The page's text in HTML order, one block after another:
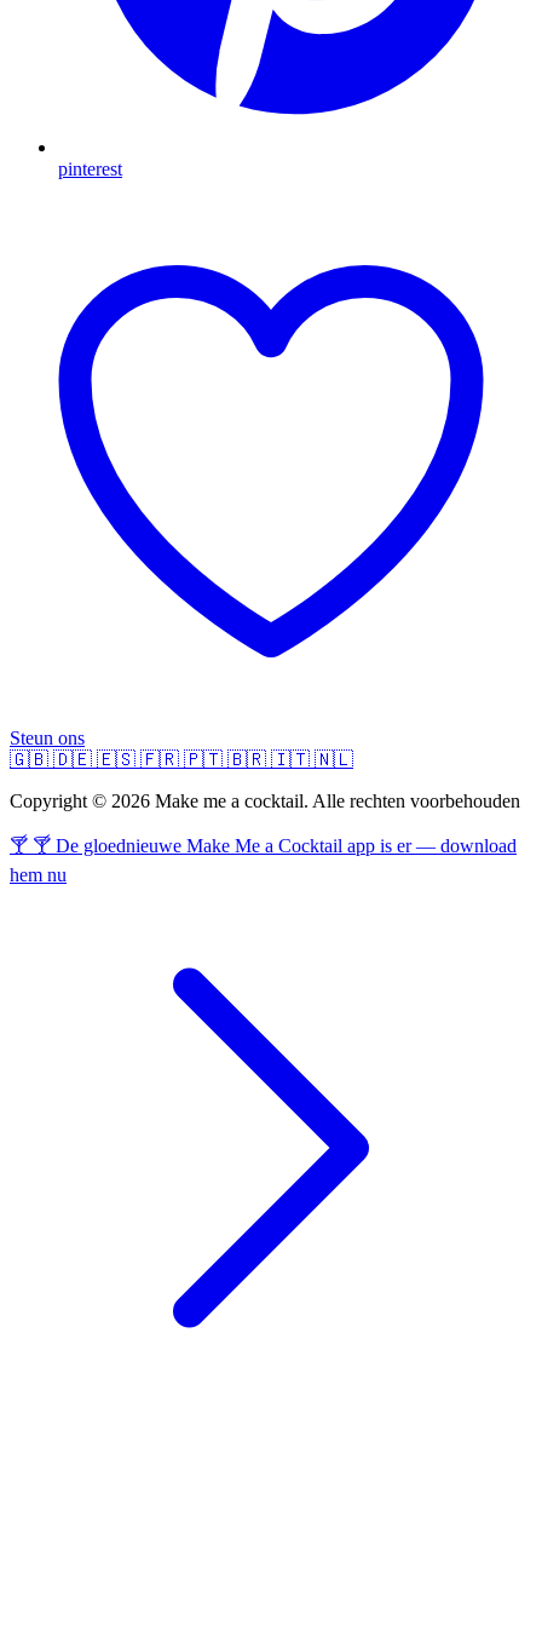
pinterest
Steun ons
🇬🇧 🇩🇪 🇪🇸 🇫🇷 🇵🇹 🇧🇷 🇮🇹 🇳🇱
Copyright © 2026 Make me a cocktail. Alle rechten voorbehouden
🍸 🍸 De gloednieuwe Make Me a Cocktail app is er — download
hem nu